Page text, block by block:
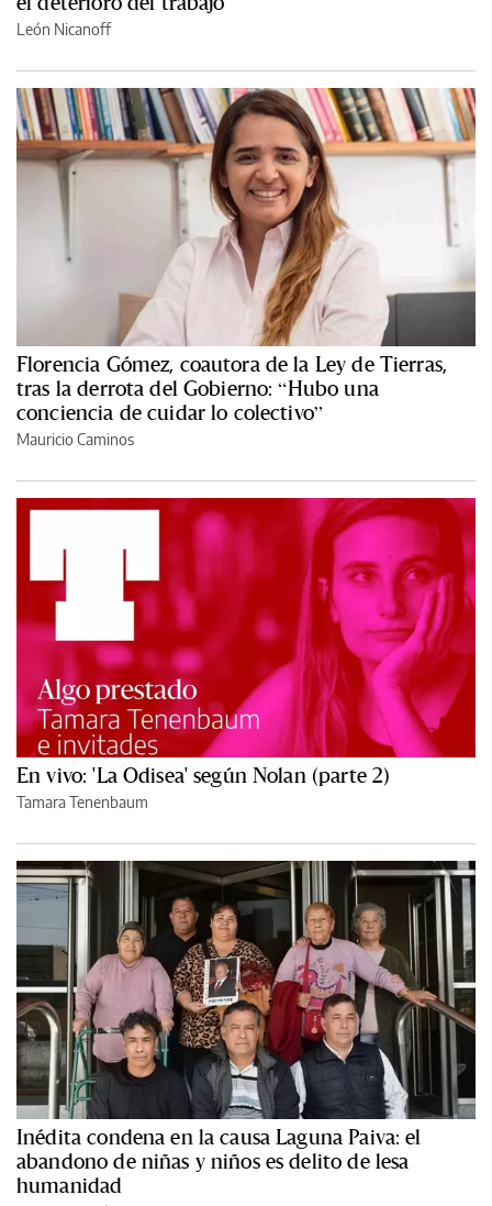
León Nicanoff
Florencia Gómez, coautora de la Ley de Tierras,
tras la derrota del Gobierno: “Hubo una
conciencia de cuidar lo colectivo”
Mauricio Caminos
En vivo: 'La Odisea' según Nolan (parte 2)
Tamara Tenenbaum
Inédita condena en la causa Laguna Paiva: el
abandono de niñas y niños es delito de lesa
humanidad